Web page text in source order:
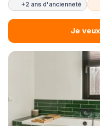
+2 ans d'ancienneté
Je